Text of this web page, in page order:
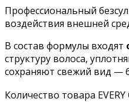
Профессиональный
воздействия внешней
В состав формулы входят
структуру волоса,
сохраняют свежий вид —
Количество товара